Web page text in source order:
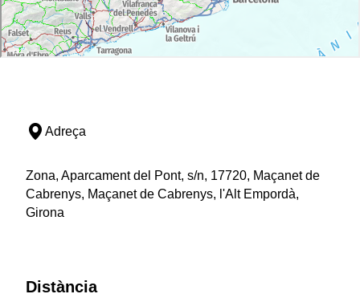
Adreça
Zona, Aparcament del Pont, s/n, 17720, Maçanet de
Cabrenys, Maçanet de Cabrenys, l'Alt Empordà,
Girona
Distància